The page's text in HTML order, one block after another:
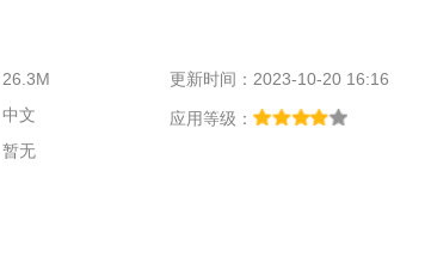
更新时间：2023-10-20 16:16
文
应用等级：
无